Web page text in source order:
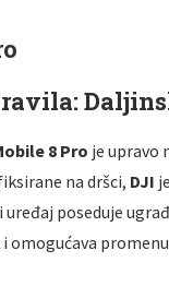
8 Pro je upravo
na dršci, DJI
uređaj poseduje
omogućava